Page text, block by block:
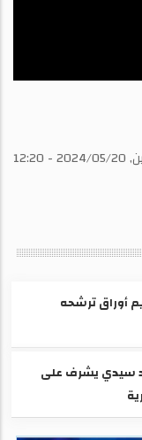
- 12:20
أوراق ترشحه
سيدي يشرف على